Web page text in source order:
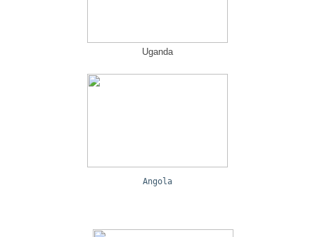
Uganda
Angola